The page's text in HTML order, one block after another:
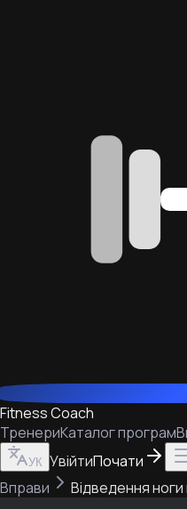
Fitness Coach
ТренериКаталог програм
УК УвійтиПочати
Вправи
Відведення ноги